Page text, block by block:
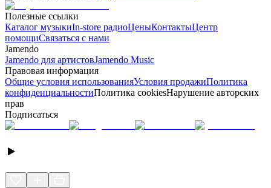
Полезные ссылки
Каталог музыкиIn-store радиоЦеныКонтактыЦентр
помощиСвязаться с нами
Jamendo
Jamendo для артистовJamendo Music
Правовая информация
Общие условия использованияУсловия продажиПолитика
конфиденциальностиПолитика cookiesНарушение авторских
прав
Подписаться